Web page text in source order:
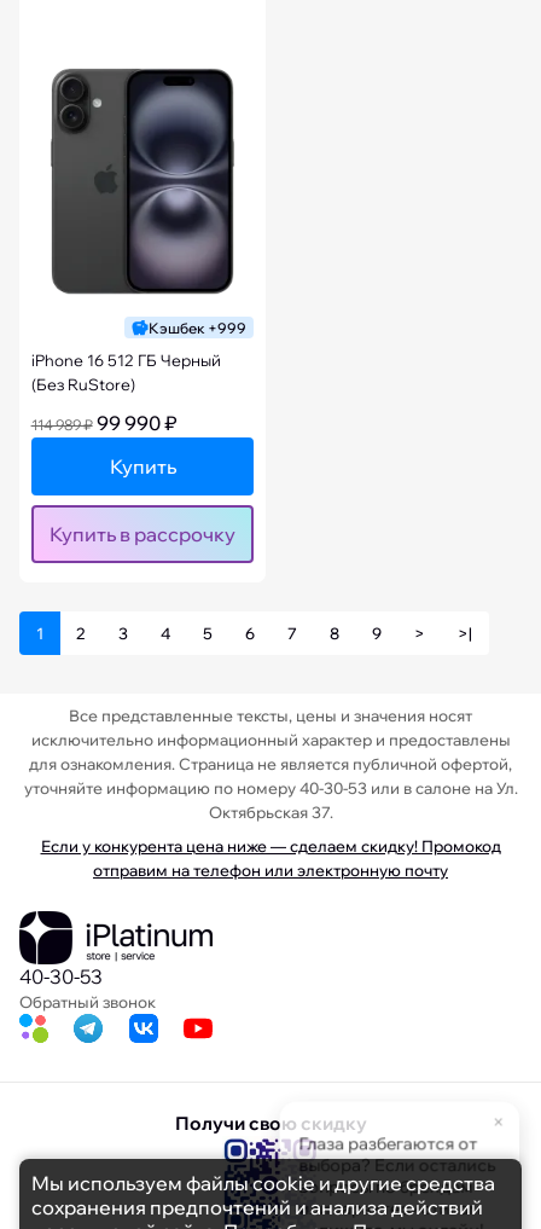
Кэшбек +999
iPhone 16 512 ГБ Черный
(Без RuStore)
114 989 ₽ 99 990 ₽
Купить
Купить в рассрочку
1 2 3 4 5 6 7 8 9 > >|
Все представленные тексты, цены и значения носят
исключительно информационный характер и предоставлены
для ознакомления. Страница не является публичной офертой,
уточняйте информацию по номеру 40-30-53 или в салоне на Ул.
Октябрьская 37.
Если у конкурента цена ниже — сделаем скидку! Промокод
отправим на телефон или электронную почту
40-30-53
Обратный звонок
Получи свою скидку
Мы используем файлы cookie и другие средства
сохранения предпочтений и анализа действий
×
Глаза разбегаются от
выбора? Если остались
вопросы по брендам
или характеристикам